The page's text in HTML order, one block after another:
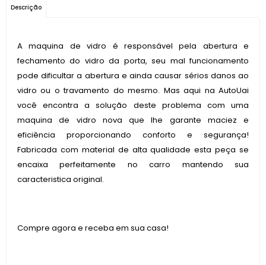
Descrição
A maquina de vidro é responsável pela abertura e
fechamento do vidro da porta, seu mal funcionamento
pode dificultar a abertura e ainda causar sérios danos ao
vidro ou o travamento do mesmo. Mas aqui na AutoUai
você encontra a solução deste problema com uma
maquina de vidro nova que lhe garante maciez e
eficiência proporcionando conforto e segurança!
Fabricada com material de alta qualidade esta peça se
encaixa perfeitamente no carro mantendo sua
caracteristica original.
Compre agora e receba em sua casa!